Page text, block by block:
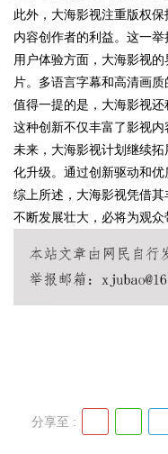
!
此外，大海影视注重版权
内容创作者的利益。这一
用户体验方面，大海影视
片。多语言字幕和高清画
值得一提的是，大海影视
这种创新不仅丰富了影视
未来，大海影视计划继续
化升级。通过创新驱动和
综上所述，大海影视凭借
不断发展壮大，必将为观众
分享至 :